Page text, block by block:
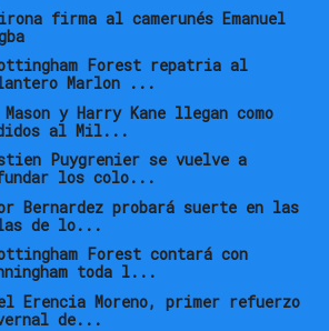
firma al camerunés Emanuel
Forest repatria al
Marlon ...
Mason y Harry Kane llegan como
al Mil...
Puygrenier se vuelve a
los colo...
Bernardez probará suerte en las
de lo...
Forest contará con
toda l...
Erencia Moreno, primer refuerzo
de...